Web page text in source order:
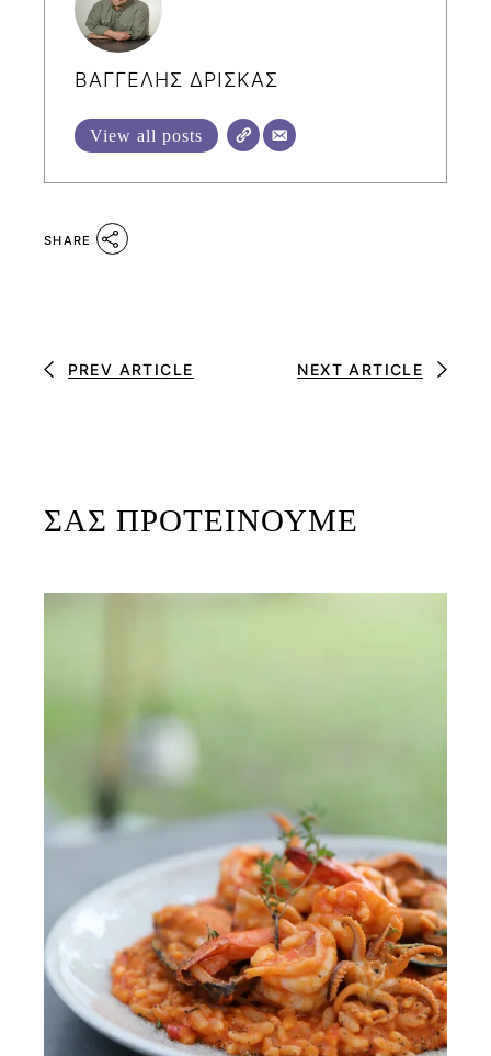
ΒΑΓΓΕΛΗΣ ΔΡΙΣΚΑΣ
View all posts
SHARE
PREV ARTICLE NEXT ARTICLE
ΣΑΣ ΠΡΟΤΕΙΝΟΥΜΕ